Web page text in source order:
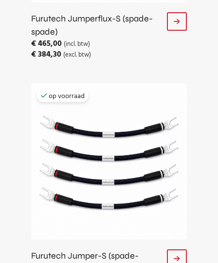
Furutech Jumperflux-S (spade-
spade)
€465,00 (incl. btw)
€384,30 (excl. btw)
op voorraad
Furutech Jumper-S (spade-